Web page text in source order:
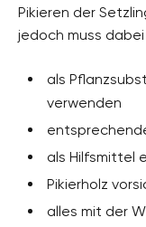
Pikieren der
jedoch muss
als
verwenden
als Hilfsmittel
Pikierholz
alles mit der